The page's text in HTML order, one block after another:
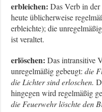
erbleichen: Das Verb in
heute üblicherweise
erbleichte); die
ist veraltet.
erlöschen: Das intransitive
unregelmäßig gebeugt:die
die Lichter sind erloschen.
hingegen wird regelmäßig
die Feuerwehr löschte den